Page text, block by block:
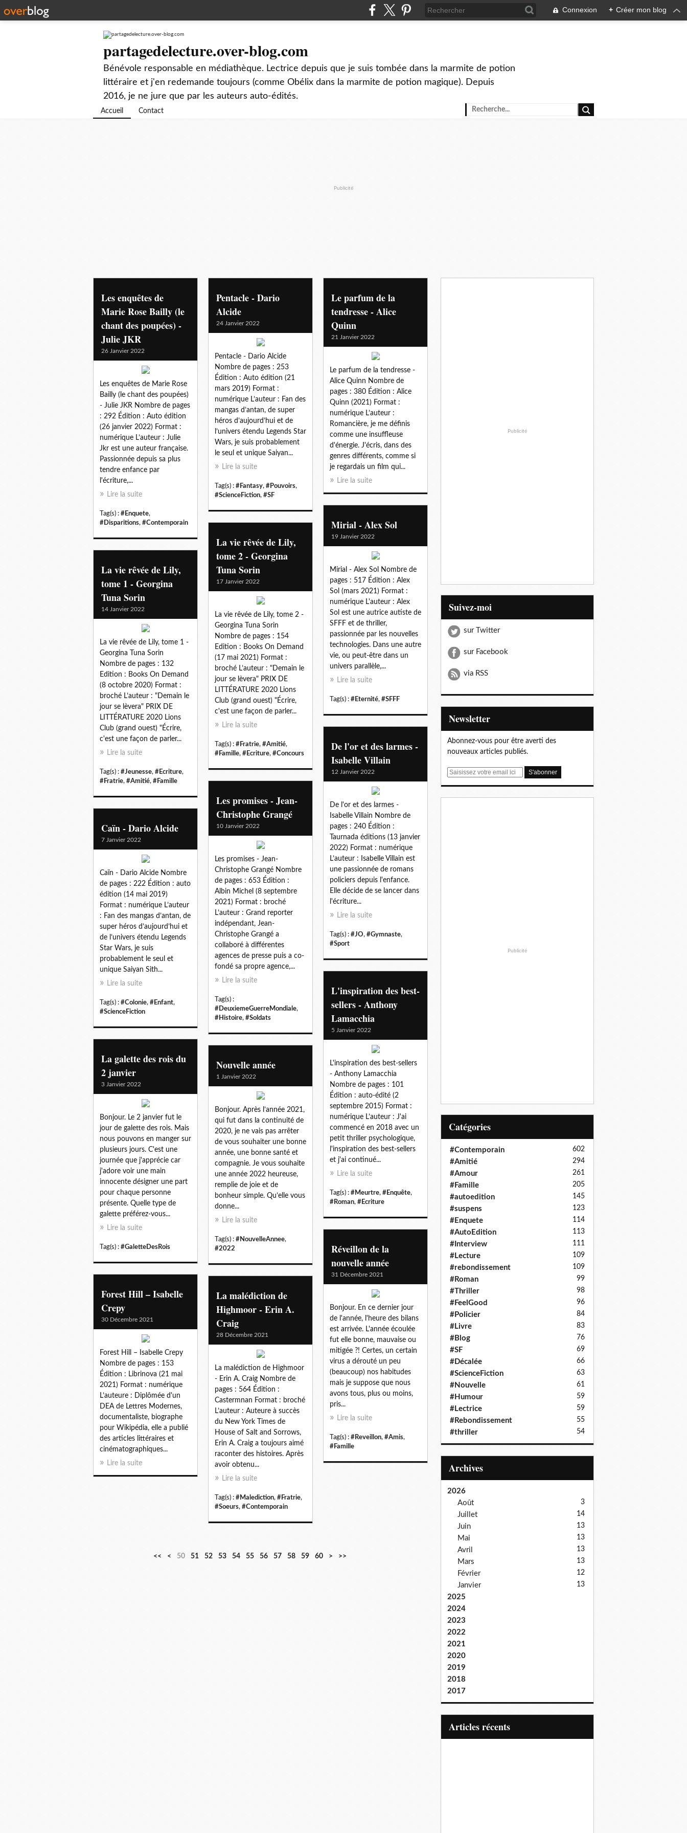
Connexion + Créer mon blog
partagedelecture.over-blog.com
Bénévole responsable en médiathèque. Lectrice depuis que je suis tombée dans la marmite de potion
littéraire et j'en redemande toujours (comme Obélix dans la marmite de potion magique). Depuis
2016, je ne jure que par les auteurs auto-édités.
Accueil Contact
Publicité
Les enquêtes de
Marie Rose Bailly (le
chant des poupées) -
Julie JKR
26 Janvier 2022
Les enquêtes de Marie Rose
Bailly (le chant des poupées)
- Julie JKR Nombre de pages
: 292 Édition : Auto édition
(26 janvier 2022) Format :
numérique L’auteur : Julie
Jkr est une auteur française.
Passionnée depuis sa plus
tendre enfance par
l'écriture,...
Lire la suite
Tag(s) : #Enquete,
#Disparitions, #Contemporain
Pentacle - Dario
Alcide
24 Janvier 2022
Pentacle - Dario Alcide
Nombre de pages : 253
Édition : Auto édition (21
mars 2019) Format :
numérique L’auteur : Fan des
mangas d’antan, de super
héros d’aujourd’hui et de
l’univers étendu Legends Star
Wars, je suis probablement
le seul et unique Saiyan...
Lire la suite
Tag(s) : #Fantasy, #Pouvoirs,
#ScienceFiction, #SF
Le parfum de la
tendresse - Alice
Quinn
21 Janvier 2022
Le parfum de la tendresse -
Alice Quinn Nombre de
pages : 380 Édition : Alice
Quinn (2021) Format :
numérique L’auteur :
Romancière, je me définis
comme une insuffleuse
d'énergie. J'écris, dans des
genres différents, comme si
je regardais un film qui...
Lire la suite
Mirial - Alex Sol
19 Janvier 2022
Mirial - Alex Sol Nombre de
pages : 517 Édition : Alex
Sol (mars 2021) Format :
numérique L'auteur : Alex
Sol est une autrice autiste de
SFFF et de thriller,
passionnée par les nouvelles
technologies. Dans une autre
vie, ou peut-être dans un
univers parallèle,...
Lire la suite
Tag(s) : #Eternité, #SFFF
La vie rêvée de Lily,
tome 2 - Georgina
Tuna Sorin
17 Janvier 2022
La vie rêvée de Lily, tome 2 -
Georgina Tuna Sorin
Nombre de pages : 154
Edition : Books On Demand
(17 mai 2021) Format :
broché L’auteur : "Demain le
jour se lèvera" PRIX DE
LITTÉRATURE 2020 Lions
Club (grand ouest) "Écrire,
c'est une façon de parler...
Lire la suite
Tag(s) : #Fratrie, #Amitié,
#Famille, #Ecriture, #Concours
La vie rêvée de Lily,
tome 1 - Georgina
Tuna Sorin
14 Janvier 2022
La vie rêvée de Lily, tome 1 -
Georgina Tuna Sorin
Nombre de pages : 132
Edition : Books On Demand
(8 octobre 2020) Format :
broché L’auteur : "Demain le
jour se lèvera" PRIX DE
LITTÉRATURE 2020 Lions
Club (grand ouest) "Écrire,
c'est une façon de parler...
Lire la suite
Tag(s) : #Jeunesse, #Ecriture,
#Fratrie, #Amitié, #Famille
De l'or et des larmes -
Isabelle Villain
12 Janvier 2022
De l'or et des larmes -
Isabelle Villain Nombre de
pages : 240 Édition :
Taurnada éditions (13 janvier
2022) Format : numérique
L’auteur : Isabelle Villain est
une passionnée de romans
policiers depuis l'enfance.
Elle décide de se lancer dans
l'écriture...
Lire la suite
Tag(s) : #JO, #Gymnaste,
#Sport
Les promises - Jean-
Christophe Grangé
10 Janvier 2022
Les promises - Jean-
Christophe Grangé Nombre
de pages : 653 Édition :
Albin Michel (8 septembre
2021) Format : broché
L’auteur : Grand reporter
indépendant, Jean-
Christophe Grangé a
collaboré à différentes
agences de presse puis a co-
fondé sa propre agence,...
Lire la suite
Tag(s) :
#DeuxiemeGuerreMondiale,
#Histoire, #Soldats
Caïn - Dario Alcide
7 Janvier 2022
Caïn - Dario Alcide Nombre
de pages : 222 Édition : auto
édition (14 mai 2019)
Format : numérique L’auteur
: Fan des mangas d’antan, de
super héros d’aujourd’hui et
de l’univers étendu Legends
Star Wars, je suis
probablement le seul et
unique Saiyan Sith...
Lire la suite
Tag(s) : #Colonie, #Enfant,
#ScienceFiction
L'inspiration des best-
sellers - Anthony
Lamacchia
5 Janvier 2022
L'inspiration des best-sellers
- Anthony Lamacchia
Nombre de pages : 101
Édition : auto-édité (2
septembre 2015) Format :
numérique L’auteur : J'ai
commencé en 2018 avec un
petit thriller psychologique,
l'inspiration des best-sellers
et j'ai continué...
Lire la suite
Tag(s) : #Meurtre, #Enquête,
#Roman, #Ecriture
La galette des rois du
2 janvier
3 Janvier 2022
Bonjour. Le 2 janvier fut le
jour de galette des rois. Mais
nous pouvons en manger sur
plusieurs jours. C'est une
journée que j'apprécie car
j'adore voir une main
innocente désigner une part
pour chaque personne
présente. Quelle type de
galette préférez-vous...
Lire la suite
Tag(s) : #GaletteDesRois
Nouvelle année
1 Janvier 2022
Bonjour. Après l’année 2021,
qui fut dans la continuité de
2020, je ne vais pas arrêter
de vous souhaiter une bonne
année, une bonne santé et
compagnie. Je vous souhaite
une année 2022 heureuse,
remplie de joie et de
bonheur simple. Qu’elle vous
donne...
Lire la suite
Tag(s) : #NouvelleAnnee,
#2022
Réveillon de la
nouvelle année
31 Décembre 2021
Bonjour. En ce dernier jour
de l'année, l'heure des bilans
est arrivée. L'année écoulée
fut elle bonne, mauvaise ou
mitigée ?! Certes, un certain
virus a dérouté un peu
(beaucoup) nos habitudes
mais je suppose que nous
avons tous, plus ou moins,
pris...
Lire la suite
Tag(s) : #Reveillon, #Amis,
#Famille
Forest Hill – Isabelle
Crepy
30 Décembre 2021
Forest Hill – Isabelle Crepy
Nombre de pages : 153
Édition : Librinova (21 mai
2021) Format : numérique
L’auteure : Diplômée d'un
DEA de Lettres Modernes,
documentaliste, biographe
pour Wikipédia, elle a publié
des articles littéraires et
cinématographiques...
Lire la suite
La malédiction de
Highmoor - Erin A.
Craig
28 Décembre 2021
La malédiction de Highmoor
- Erin A. Craig Nombre de
pages : 564 Édition :
Castermnan Format : broché
L’auteur : Auteure à succès
du New York Times de
House of Salt and Sorrows,
Erin A. Craig a toujours aimé
raconter des histoires. Après
avoir obtenu...
Lire la suite
Tag(s) : #Malediction, #Fratrie,
#Soeurs, #Contemporain
<< <
1
2
3
4
50 51 52 53 54 55 56 57 58 59 60
7
8
9
1
> >>
Publicité
Suivez-moi
sur Twitter
sur Facebook
via RSS
Newsletter
Abonnez-vous pour être averti des
nouveaux articles publiés.
E
Publicité
Catégories
#Contemporain 602
#Amitié 294
#Amour 261
#Famille 205
#autoedition 145
#suspens 123
#Enquete 114
#AutoEdition 113
#Interview 111
#Lecture 109
#rebondissement 109
#Roman 99
#Thriller 98
#FeelGood 96
#Policier 84
#Livre 83
#Blog 76
#SF 69
#Décalée 66
#ScienceFiction 63
#Nouvelle 61
#Humour 59
#Lectrice 59
#Rebondissement 55
#thriller 54
Archives
2026
Août
3
Juillet 14
Juin 13
Mai 13
Avril 13
Mars 13
Février 12
Janvier 13
2025
2024
2023
2022
2021
2020
2019
2018
2017
articles récents